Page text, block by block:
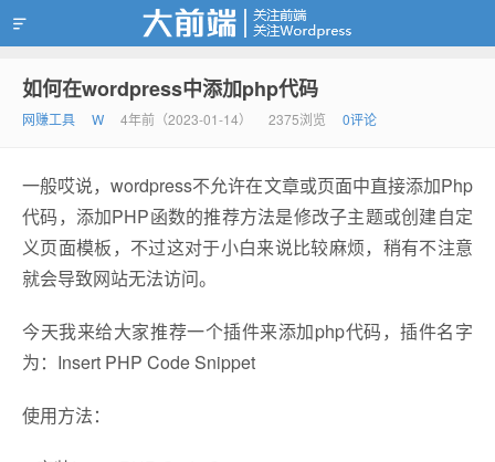
靠谱赚钱
如何在wordpress中添加php代码
网赚工具 W 4年前（2023-01-14） 2375浏览 0评论
一般哎说，wordpress不允许在文章或页面中直接添加Php
代码，添加PHP函数的推荐方法是修改子主题或创建自定
义页面模板，不过这对于小白来说比较麻烦，稍有不注意
就会导致网站无法访问。
今天我来给大家推荐一个插件来添加php代码，插件名字
为：Insert PHP Code Snippet
使用方法：